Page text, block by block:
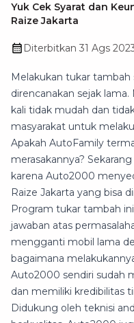
Yuk Cek Syarat dan
Raize Jakarta
Diterbitkan 31 Ags
Melakukan tukar
direncanakan sejak
kali tidak mudah dan
masyarakat untuk
Apakah AutoFamily
merasakannya?
karena Auto2000
Raize Jakarta yang bisa
Program tukar tambah
jawaban atas
mengganti mobil lama
bagaimana
Auto2000 sendiri sudah
dan memiliki kredibilitas
Didukung oleh teknisi